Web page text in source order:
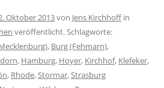
Oktober 2013von Jens Kirchhoffin
veröffentlicht. Schlagworte:
, Burg (Fehmarn),
, Hamburg, Hoyer, Kirchhof, Klefeker,
, Rhode,Stormar,Strasburg